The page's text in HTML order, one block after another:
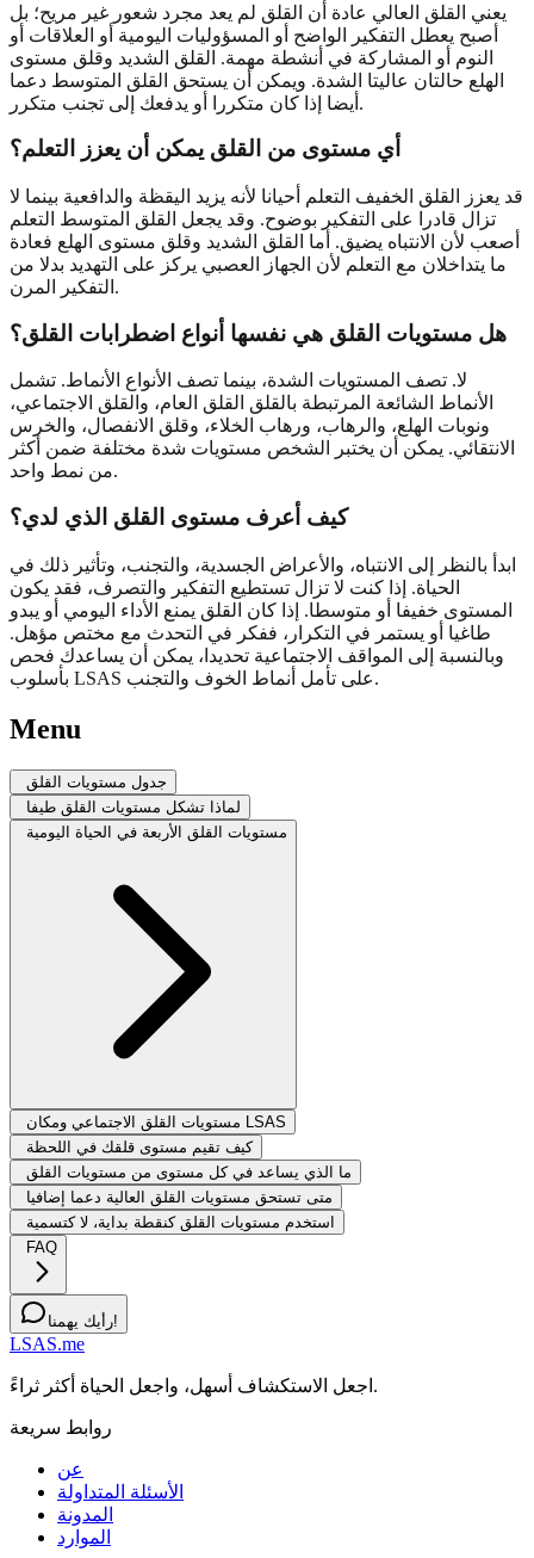
يعني القلق العالي عادة أن القلق لم يعد مجرد شعور غير مريح؛ بل
أصبح يعطل التفكير الواضح أو المسؤوليات اليومية أو العلاقات أو
النوم أو المشاركة في أنشطة مهمة. القلق الشديد وقلق مستوى
الهلع حالتان عاليتا الشدة. ويمكن أن يستحق القلق المتوسط دعما
أيضا إذا كان متكررا أو يدفعك إلى تجنب متكرر.
أي مستوى من القلق يمكن أن يعزز التعلم؟
قد يعزز القلق الخفيف التعلم أحيانا لأنه يزيد اليقظة والدافعية بينما لا
تزال قادرا على التفكير بوضوح. وقد يجعل القلق المتوسط التعلم
أصعب لأن الانتباه يضيق. أما القلق الشديد وقلق مستوى الهلع فعادة
ما يتداخلان مع التعلم لأن الجهاز العصبي يركز على التهديد بدلا من
التفكير المرن.
هل مستويات القلق هي نفسها أنواع اضطرابات القلق؟
لا. تصف المستويات الشدة، بينما تصف الأنواع الأنماط. تشمل
الأنماط الشائعة المرتبطة بالقلق القلق العام، والقلق الاجتماعي،
ونوبات الهلع، والرهاب، ورهاب الخلاء، وقلق الانفصال، والخرس
الانتقائي. يمكن أن يختبر الشخص مستويات شدة مختلفة ضمن أكثر
من نمط واحد.
كيف أعرف مستوى القلق الذي لدي؟
ابدأ بالنظر إلى الانتباه، والأعراض الجسدية، والتجنب، وتأثير ذلك في
الحياة. إذا كنت لا تزال تستطيع التفكير والتصرف، فقد يكون
المستوى خفيفا أو متوسطا. إذا كان القلق يمنع الأداء اليومي أو يبدو
طاغيا أو يستمر في التكرار، ففكر في التحدث مع مختص مؤهل.
وبالنسبة إلى المواقف الاجتماعية تحديدا، يمكن أن يساعدك فحص
بأسلوب LSAS على تأمل أنماط الخوف والتجنب.
Menu
جدول مستويات القلق
لماذا تشكل مستويات القلق طيفا
مستويات القلق الأربعة في الحياة اليومية
مستويات القلق الاجتماعي ومكان LSAS
كيف تقيم مستوى قلقك في اللحظة
ما الذي يساعد في كل مستوى من مستويات القلق
متى تستحق مستويات القلق العالية دعما إضافيا
استخدم مستويات القلق كنقطة بداية، لا كتسمية
FAQ
رأيك يهمنا!
LSAS.me
اجعل الاستكشاف أسهل، واجعل الحياة أكثر ثراءً.
روابط سريعة
عن
الأسئلة المتداولة
المدونة
الموارد